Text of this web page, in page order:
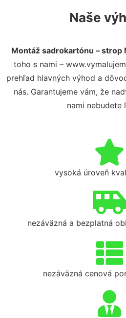
Naše
Montáž sadrokartónu – strop
toho s nami –
prehľad hlavných výhod a
nás. Garantujeme vám, že
nami nebudete
vysoká úroveň
nezáväzná a bezplatná
nezáväzná cenová